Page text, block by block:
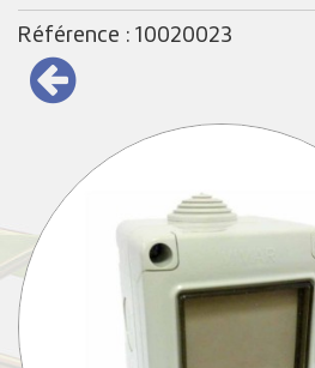
Référence : 10020023